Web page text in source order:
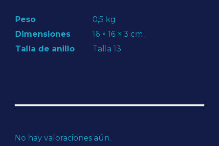
Peso
0,5 kg
Dimensiones
16 × 16 × 3 cm
Talla de anillo
Talla 13
No hay valoraciones aún.